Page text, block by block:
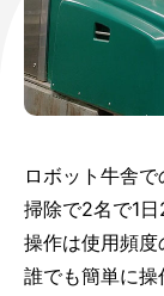
ロボット牛舎
掃除で2名で1
操作は使用頻度
誰でも簡単に